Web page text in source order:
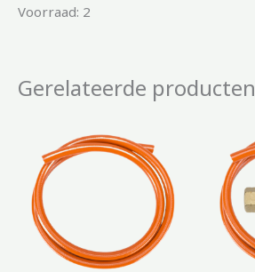
Voorraad: 2
Gerelateerde producten